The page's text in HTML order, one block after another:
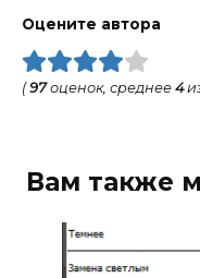
Оцените автора
(97оценок, среднее 4
Вам также